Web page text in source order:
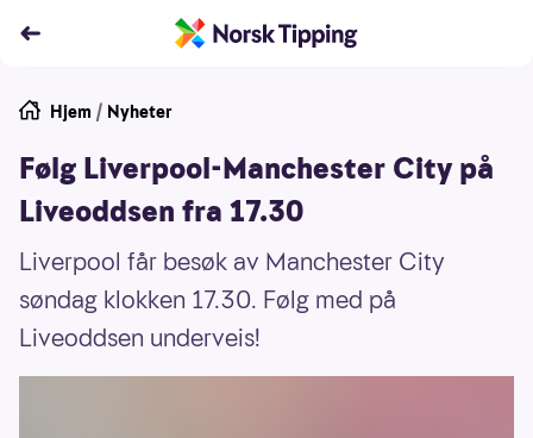
Hjem / Nyheter
Følg Liverpool-Manchester City på
Liveoddsen fra 17.30
Liverpool får besøk av Manchester City
søndag klokken 17.30. Følg med på
Liveoddsen underveis!